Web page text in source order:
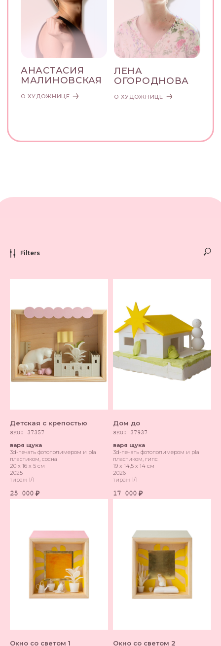
Filters
Детская с крепостью
SKU: 37357
варя щука
3d-печать фотополимером и pla
пластиком, сосна
20 х 16 х 5 см
2025
тираж 1/1
25 000 ₽
Дом до
SKU: 37937
варя щука
3d-печать фотополимером и pla
пластиком, гипс
19 х 14,5 х 14 см
2026
тираж 1/1
17 000 ₽
Окно со светом 1 Окно со светом 2